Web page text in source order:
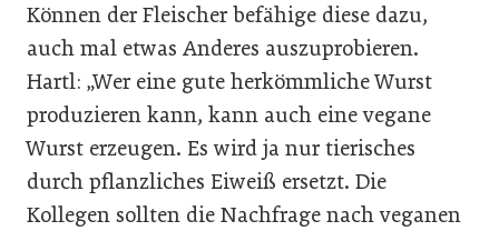
Können der Fleischer befähige diese dazu,
auch mal etwas Anderes auszuprobieren.
Hartl: „Wer eine gute herkömmliche Wurst
produzieren kann, kann auch eine vegane
Wurst erzeugen. Es wird ja nur tierisches
durch pflanzliches Eiweiß ersetzt. Die
Kollegen sollten die Nachfrage nach veganen